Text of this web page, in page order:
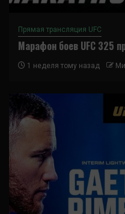
Прямая трансляция UFC
Марафон боев UFC 325
1 неделя тому назад